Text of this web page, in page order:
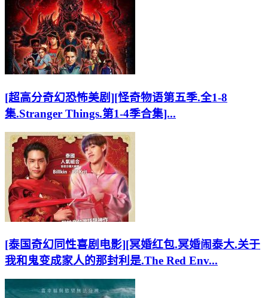
[超高分奇幻恐怖美剧][怪奇物语第五季.全1-8
集.Stranger Things.第1-4季合集]...
[泰国奇幻同性喜剧电影][冥婚红包.冥婚闹泰大.关于
我和鬼变成家人的那封利是.The Red Env...